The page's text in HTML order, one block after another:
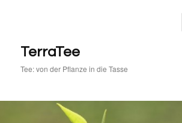
springen
springen
TerraTee
Tee: von der Pflanze in die Tasse